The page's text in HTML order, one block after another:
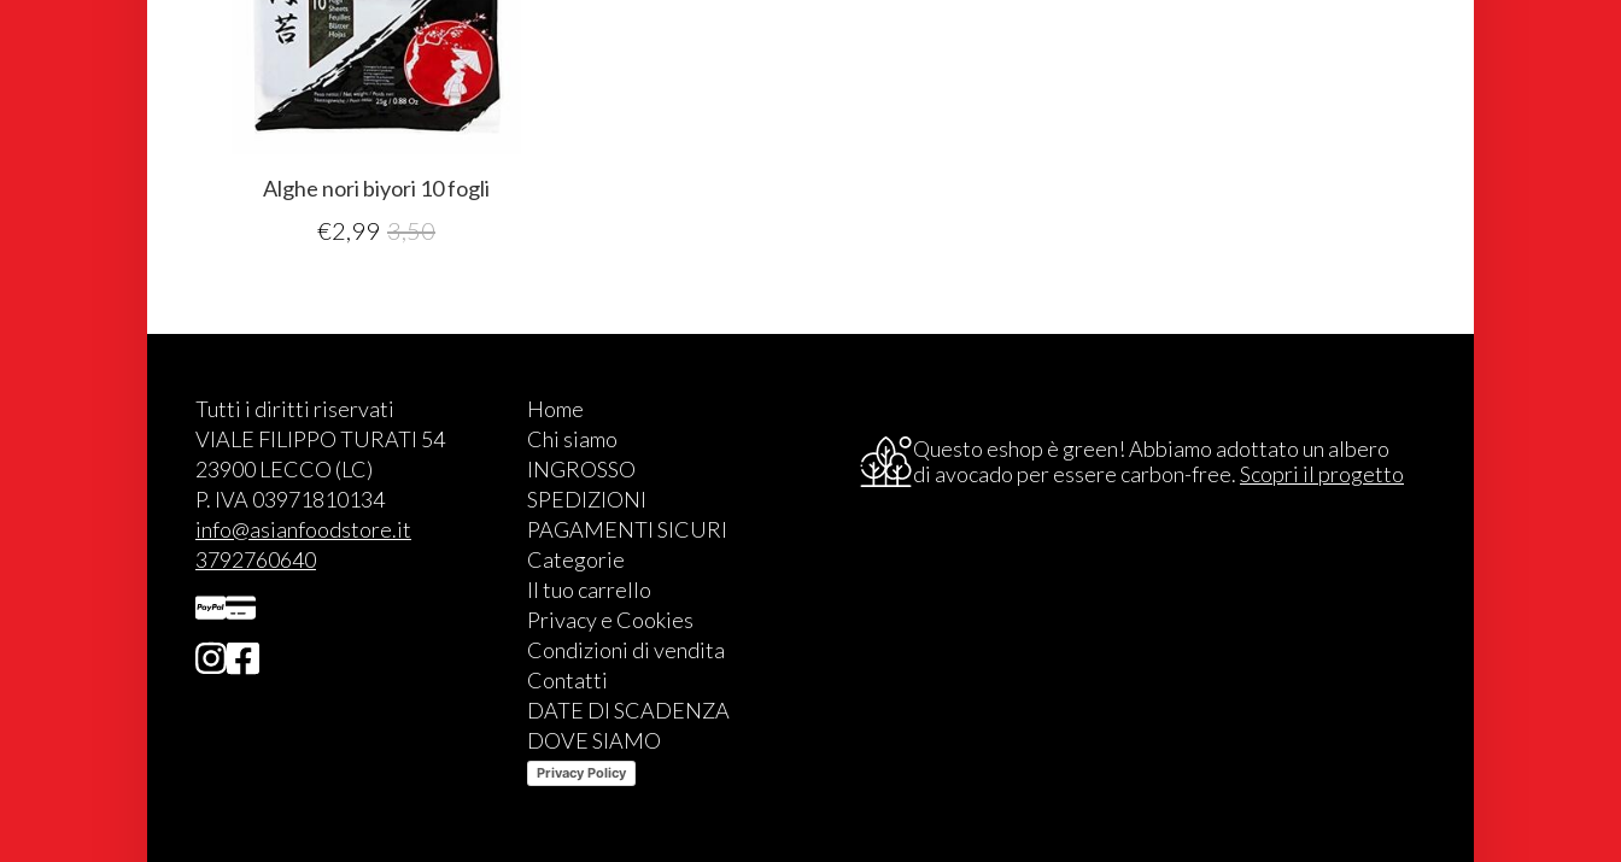
Alghe nori biyori 10 fogli
€2,99 3,50
Tutti i diritti riservati
VIALE FILIPPO TURATI 54
23900 LECCO (LC)
P. IVA 03971810134
info@asianfoodstore.it
3792760640
Home
Chi siamo
INGROSSO
SPEDIZIONI
PAGAMENTI SICURI
Categorie
Il tuo carrello
Privacy e Cookies
Condizioni di vendita
Contatti
DATE DI SCADENZA
DOVE SIAMO
Privacy Policy
Questo eshop è green! Abbiamo adottato un albero
di avocado per essere carbon-free.Scopri il progetto